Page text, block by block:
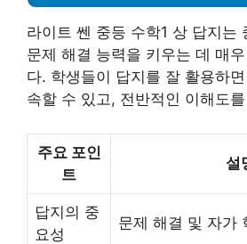
라이트 쎈 중등 수학1 상 답지는
문제 해결 능력을 키우는 데 매
다. 학생들이 답지를 잘 활용하
속할 수 있고, 전반적인 이해도
주요 포인
트
설
답지의 중
요성
문제 해결 및 자가